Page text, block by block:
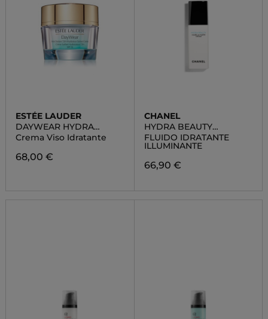
ESTÉE LAUDER
DAYWEAR HYDRA
SORBET
Crema Viso Idratante
68,00 €
CHANEL
HYDRA BEAUTY
CAMELLIA WATER
CREAM
FLUIDO IDRATANTE
ILLUMINANTE
66,90 €